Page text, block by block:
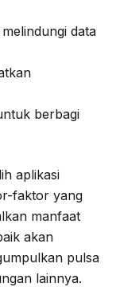
data
berbagi
aplikasi
faktor yang
manfaat
akan
pulsa
lainnya.